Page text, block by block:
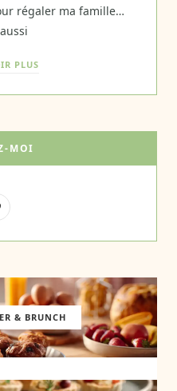
régaler ma famille…
PLUS
MOI
P
e
r
& BRUNCH